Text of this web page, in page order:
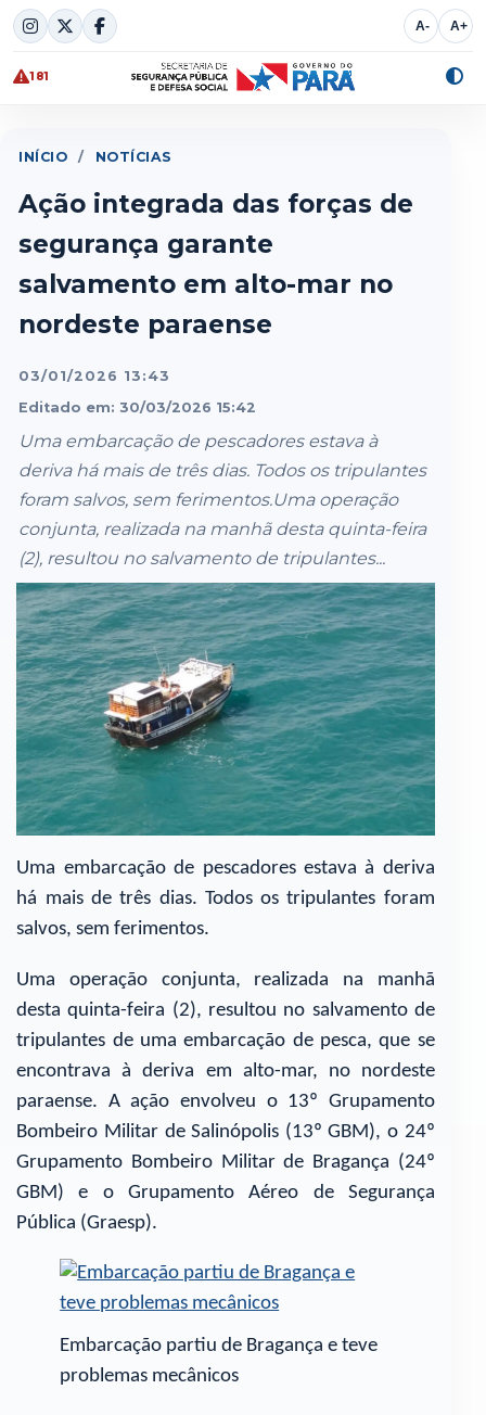
Skip
to
content
A- A+
181
INÍCIO / NOTÍCIAS
Ação integrada das forças de
segurança garante
salvamento em alto-mar no
nordeste paraense
03/01/2026 13:43
Editado em: 30/03/2026 15:42
Uma embarcação de pescadores estava à
deriva há mais de três dias. Todos os tripulantes
foram salvos, sem ferimentos.Uma operação
conjunta, realizada na manhã desta quinta-feira
(2), resultou no salvamento de tripulantes...
Uma embarcação de pescadores estava à deriva
há mais de três dias. Todos os tripulantes foram
salvos, sem ferimentos.
Uma operação conjunta, realizada na manhã
desta quinta-feira (2), resultou no salvamento de
tripulantes de uma embarcação de pesca, que se
encontrava à deriva em alto-mar, no nordeste
paraense. A ação envolveu o 13º Grupamento
Bombeiro Militar de Salinópolis (13º GBM), o 24º
Grupamento Bombeiro Militar de Bragança (24º
GBM) e o Grupamento Aéreo de Segurança
Pública (Graesp).
Embarcação partiu de Bragança e teve
problemas mecânicos